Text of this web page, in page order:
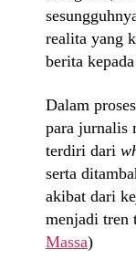
realita yang
berita
Dalam
para jurnalis
terdiri dari
serta
akibat dari
menjadi tren
Massa)